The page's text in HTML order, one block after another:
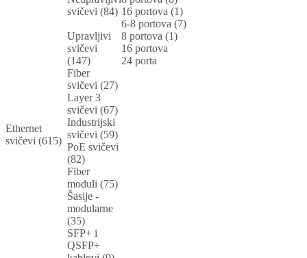
Ethernet
svičevi (615)
svičevi (84) 16 portova (1)
6-8 portova (7)
Upravljivi
svičevi
(147)
8 portova (1)
16 portova
24 porta
Fiber
svičevi (27)
Layer 3
svičevi (67)
Industrijski
svičevi (59)
PoE svičevi
(82)
Fiber
moduli (75)
Šasije -
modularne
(35)
SFP+ i
QSFP+